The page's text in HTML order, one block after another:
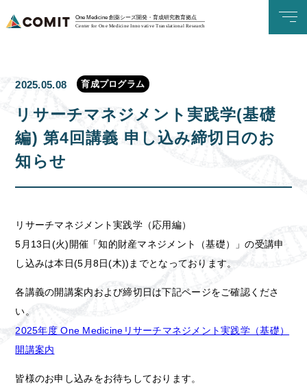
One Medicine 創薬シーズ開発・育成研究教育拠点
Center for One Medicine Innovative Translational Research
2025.05.08 育成プログラム
リサーチマネジメント実践学(基礎
編) 第4回講義 申し込み締切日のお
知らせ
リサーチマネジメント実践学（応用編）
5月13日(火)開催 「知的財産マネジメント（基礎）」の受講申
し込みは本日(5月8日(木))までとなっております。
各講義の開講案内および締切日は下記ページをご確認くださ
い。
2025年度 One Medicineリサーチマネジメント実践学（基礎）
開講案内
皆様のお申し込みをお待ちしております。